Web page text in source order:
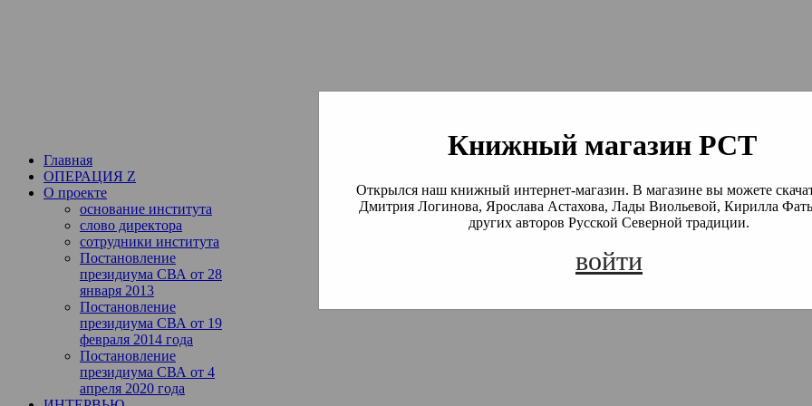
Книжный магазин РСТ
Открылся наш книжный интернет-магазин. В магазине вы можете
Дмитрия Логинова, Ярослава Астахова, Лады Виольевой, Кирилла
других авторов Русской Северной традиции.
войти
Институт богословия Русской Северной Традиции
Главная
ОПЕРАЦИЯ Z
О проекте
основание института
слово директора
сотрудники института
Постановление
президиума СВА от 28
января 2013
Постановление
президиума СВА от 19
февраля 2014 года
Постановление
президиума СВА от 4
апреля 2020 года